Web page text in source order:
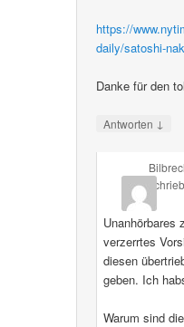
https://
daily/satoshi-
Danke für den
Antworten ↓
schrieb
Unanhörbares
verzerrtes
diesen
geben. Ich
Warum sind